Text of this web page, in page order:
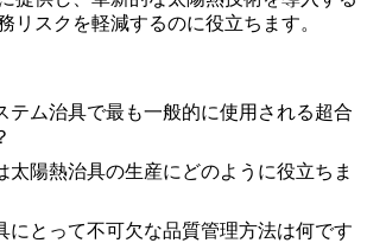
リスクを軽減するのに役立ちます。
テム治具で最も一般的に使用される超合
太陽熱治具の生産にどのように役立ちま
にとって不可欠な品質管理方法は何です